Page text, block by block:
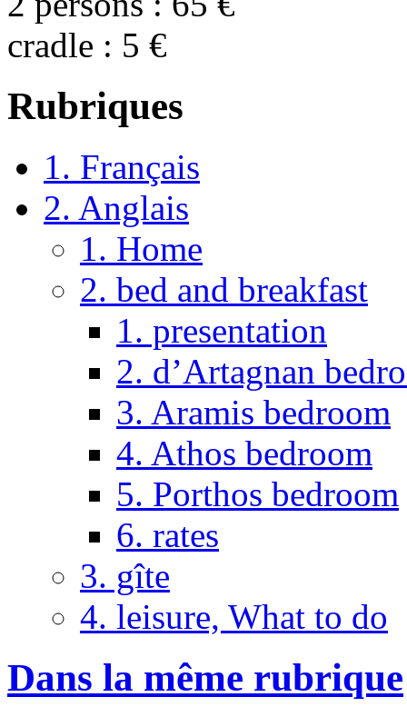
cradle : 5 €
Rubriques
1. Français
2. Anglais
1. Home
2. bed and breakfast
1. presentation
2. d’Artagnan
3. Aramis bedroom
4. Athos bedroom
5. Porthos bedroom
6. rates
3. gîte
4. leisure, What to do
Dans la même rubrique